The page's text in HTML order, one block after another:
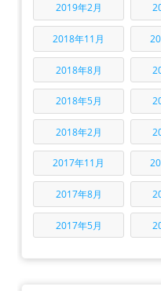
2019年2月
2018年11月
2018年8月
2018年5月
2018年2月
2017年11月
2017年8月
2017年5月